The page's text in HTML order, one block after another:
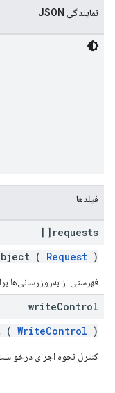
نمایندگی JSON
فیلدها
requests[]
( Request )
فهرستی از به‌روزرسانی‌ها
writeControl
( WriteControl )
کنترل نحوه اجرای